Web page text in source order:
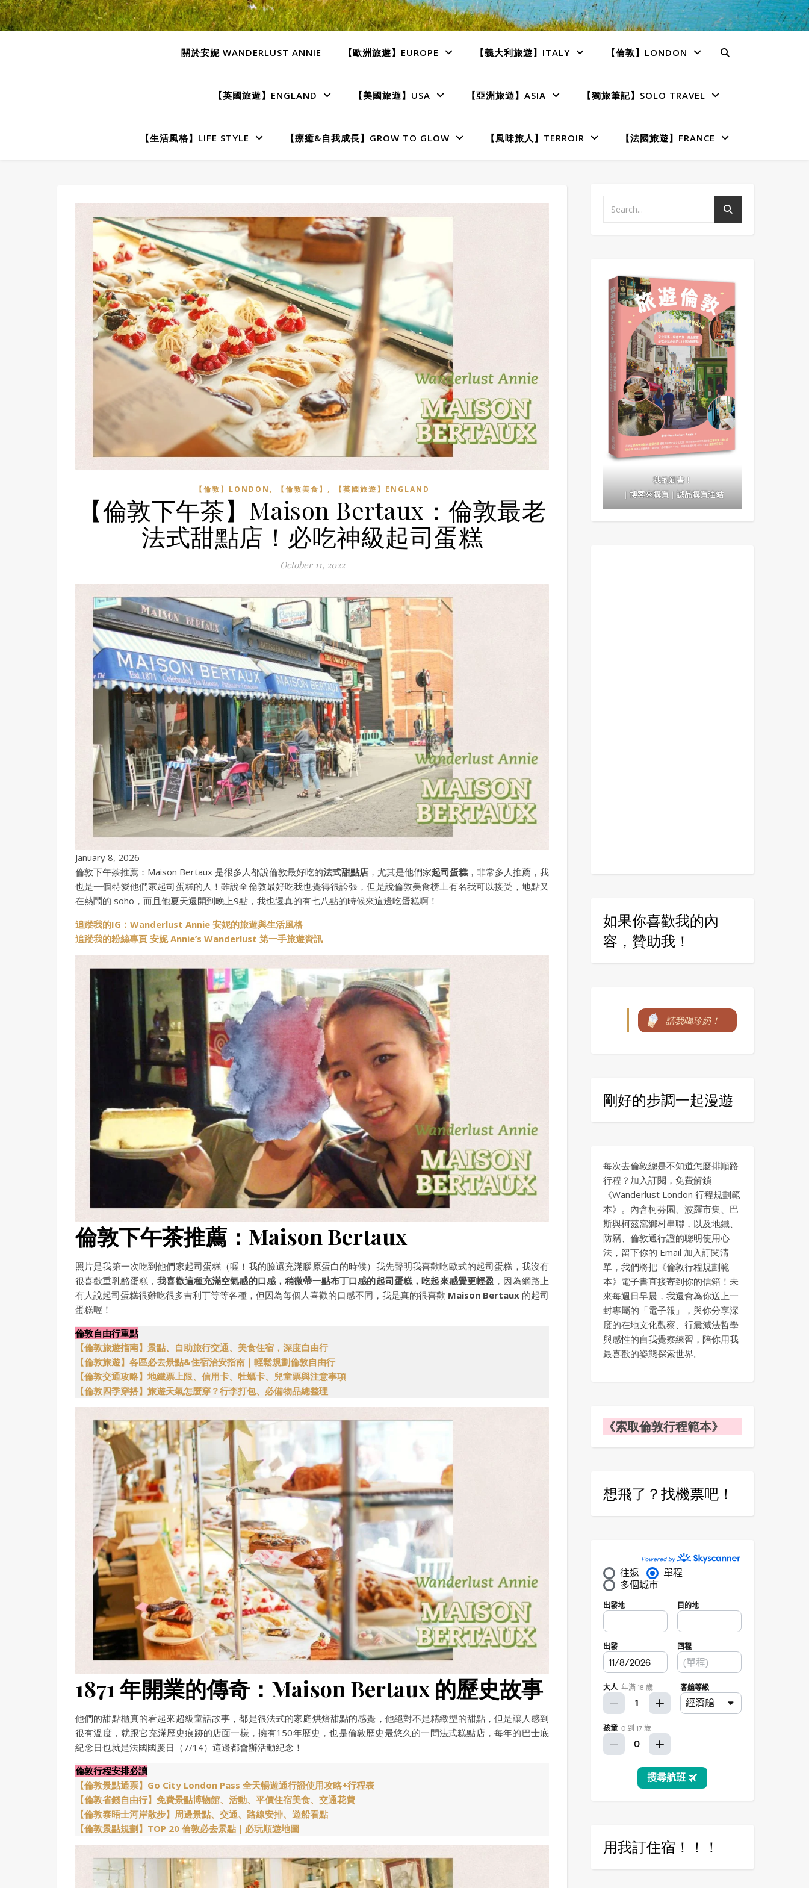
關於安妮 WANDERLUST ANNIE 【歐洲旅遊】EUROPE 【義大利旅遊】ITALY 【倫敦】LONDON
【英國旅遊】ENGLAND 【美國旅遊】USA 【亞洲旅遊】ASIA 【獨旅筆記】SOLO TRAVEL
【生活風格】LIFE STYLE 【療癒&自我成長】GROW TO GLOW 【風味旅人】TERROIR 【法國旅遊】FRANCE
【倫敦】LONDON , 【倫敦美食】 , 【英國旅遊】ENGLAND
【倫敦下午茶】Maison Bertaux：倫敦最老
法式甜點店！必吃神級起司蛋糕
October 11, 2022
January 8, 2026
倫敦下午茶推薦：Maison Bertaux 是很多人都說倫敦最好吃的法式甜點店 ，尤其是他們家起司蛋糕 ，非常多人推薦，我
也是一個特愛他們家起司蛋糕的人！雖說全倫敦最好吃我也覺得很誇張，但是說倫敦美食榜上有名我可以接受，地點又
在熱鬧的 soho，而且他夏天還開到晚上9點，我也還真的有七八點的時候來這邊吃蛋糕啊！
追蹤我的IG：Wanderlust Annie 安妮的旅遊與生活風格
追蹤我的粉絲專頁 安妮 Annie’s Wanderlust 第一手旅遊資訊
倫敦下午茶推薦：Maison Bertaux
照片是我第一次吃到他們家起司蛋糕（喔！我的臉還充滿膠原蛋白的時候）我先聲明我喜歡吃歐式的起司蛋糕，我沒有
很喜歡重乳酪蛋糕，我喜歡這種充滿空氣感的口感，稍微帶一點布丁口感的起司蛋糕，吃起來感覺更輕盈 ，因為網路上
有人說起司蛋糕很難吃很多吉利丁等等各種，但因為每個人喜歡的口感不同，我是真的很喜歡 Maison Bertaux 的起司
蛋糕喔！
倫敦自由行重點
【倫敦旅遊指南】景點、自助旅行交通、美食住宿，深度自由行
【倫敦旅遊】各區必去景點&住宿治安指南｜輕鬆規劃倫敦自由行
【倫敦交通攻略】地鐵票上限、信用卡、牡蠣卡、兒童票與注意事項
【倫敦四季穿搭】旅遊天氣怎麼穿？行李打包、必備物品總整理
1871 年開業的傳奇：Maison Bertaux 的歷史故事
他們的甜點櫃真的看起來超級童話故事，都是很法式的家庭烘焙甜點的感覺，他絕對不是精緻型的甜點，但是讓人感到
很有溫度，就跟它充滿歷史痕跡的店面一樣，擁有150年歷史，也是倫敦歷史最悠久的一間法式糕點店，每年的巴士底
紀念日也就是法國國慶日（7/14）這邊都會辦活動紀念！
倫敦行程安排必讀
【倫敦景點通票】Go City London Pass 全天暢遊通行證使用攻略+行程表
【倫敦省錢自由行】免費景點博物館、活動、平價住宿美食、交通花費
【倫敦泰晤士河岸散步】周邊景點、交通、路線安排、遊船看點
【倫敦景點規劃】TOP 20 倫敦必去景點｜必玩順遊地圖
我的新書！
｜博客來購買｜誠品購買連結
如果你喜歡我的內
容，贊助我！
請我喝珍奶！
剛好的步調一起漫遊
每次去倫敦總是不知道怎麼排順路
行程？加入訂閱，免費解鎖
《Wanderlust London 行程規劃範
本》。內含柯芬園、波羅市集、巴
斯與柯茲窩鄉村串聯，以及地鐵、
防竊、倫敦通行證的聰明使用心
法，留下你的 Email 加入訂閱清
單，我們將把《倫敦行程規劃範
本》電子書直接寄到你的信箱！未
來每週日早晨，我還會為你送上一
封專屬的「電子報」，與你分享深
度的在地文化觀察、行囊減法哲學
與感性的自我覺察練習，陪你用我
最喜歡的姿態探索世界。
《索取倫敦行程範本》
想飛了？找機票吧！
用我訂住宿！！！